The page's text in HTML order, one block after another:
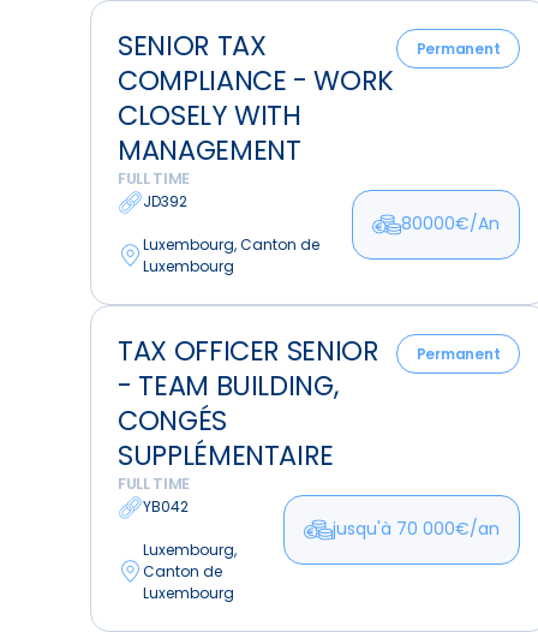
SENIOR TAX
COMPLIANCE - WORK
CLOSELY WITH
MANAGEMENT
Permanent
FULL TIME
JD392
Luxembourg, Canton de
Luxembourg
80000€/An
Senior
Tax
Compliance
Work
Closely
With
TAX OFFICER SENIOR
- TEAM BUILDING,
CONGÉS
SUPPLÉMENTAIRE
Permanent
FULL TIME
YB042
Luxembourg,
Canton de
Luxembourg
jusqu'à 70 000€/an
Tax
Officer
Senior
Team
Building,
Congés